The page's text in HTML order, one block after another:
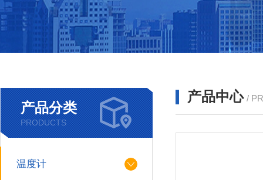
产品分类
PRODUCTS
温度计
产品中心 /